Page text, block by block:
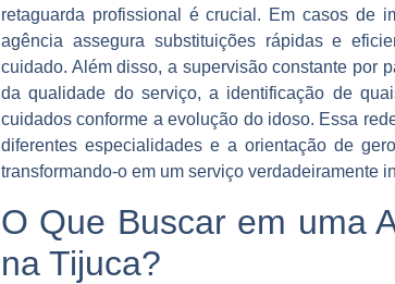
retaguarda profissional é crucial. Em casos de
agência assegura substituições rápidas e
cuidado. Além disso, a supervisão constante por
da qualidade do serviço, a identificação de
cuidados conforme a evolução do idoso. Essa
diferentes especialidades e a orientação de
transformando-o em um serviço verdadeiramente
O Que Buscar em uma
na Tijuca?